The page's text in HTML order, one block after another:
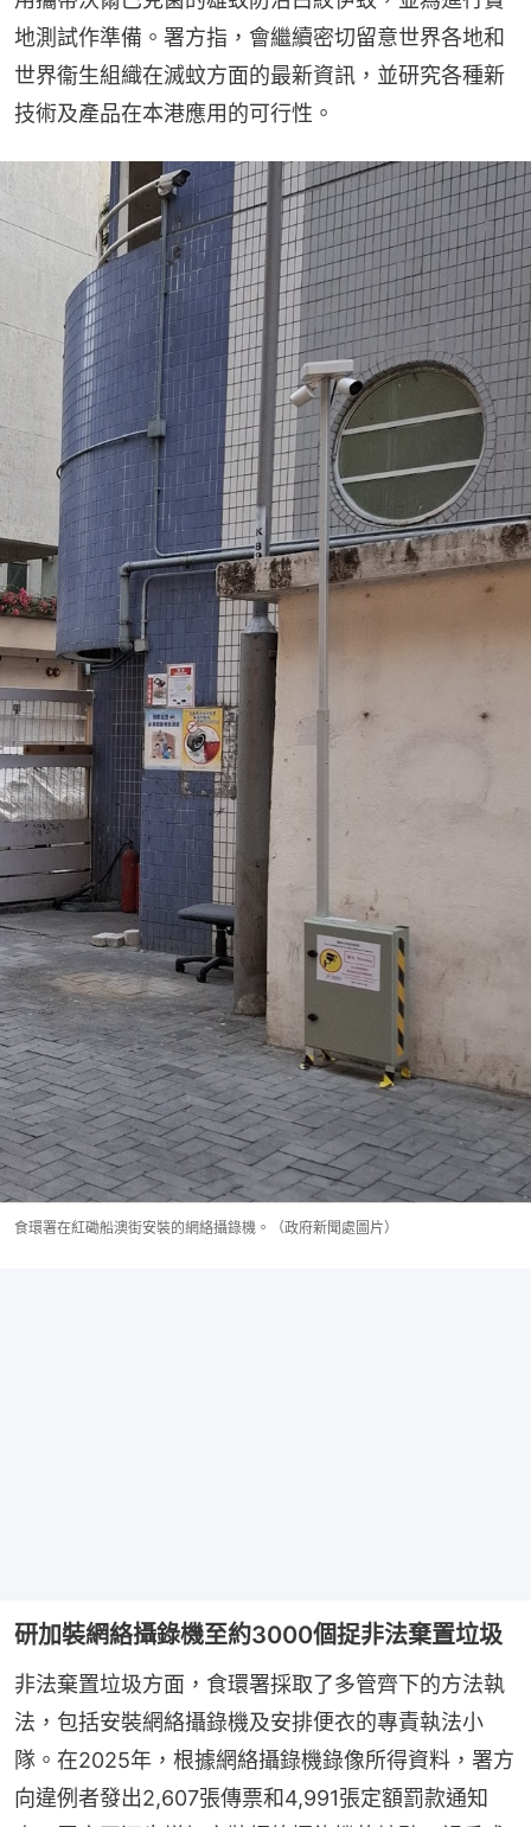
地測試作準備。署方指，會繼續密切留意世界各地和
世界衞生組織在滅蚊方面的最新資訊，並研究各種新
技術及產品在本港應用的可行性。
食環署在紅磡船澳街安裝的網絡攝錄機。（政府新聞處圖片）
研加裝網絡攝錄機至約3000個捉非法棄置垃圾
非法棄置垃圾方面，食環署採取了多管齊下的方法執
法，包括安裝網絡攝錄機及安排便衣的專責執法小
隊。在2025年，根據網絡攝錄機錄像所得資料，署方
向違例者發出2,607張傳票和4,991張定額罰款通知